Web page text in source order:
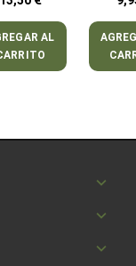
AL